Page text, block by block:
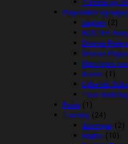
Trimme og
Plejemidler og
bagben (2)
BUSTER
Diverse
Diverse
Høm høm
Kraver (1)
Løbetids
Tisse Underlag
Pools (1)
Træning (24)
dummyer (2)
Fløjter (10)